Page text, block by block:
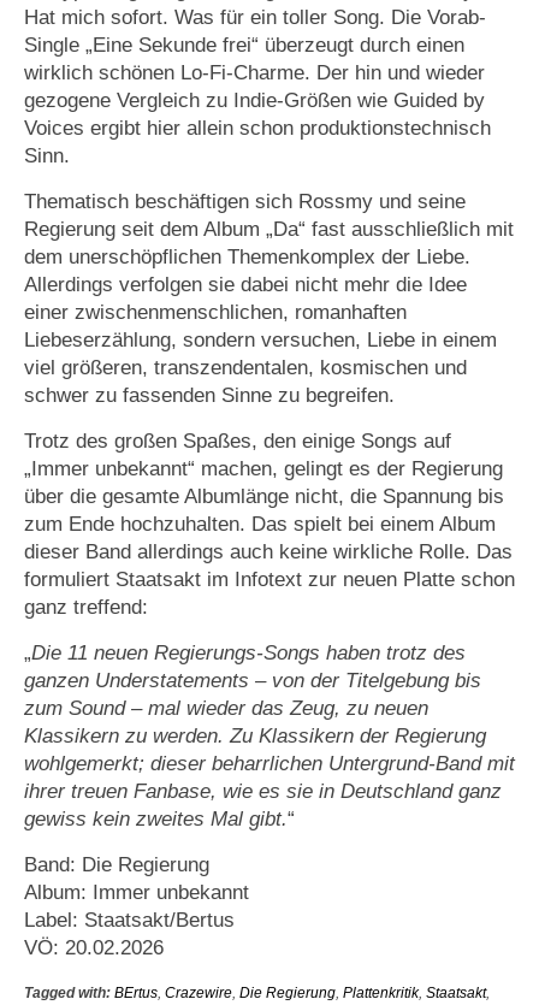
Hat mich sofort. Was für ein toller Song. Die Vorab-
Single „Eine Sekunde frei“ überzeugt durch einen
wirklich schönen Lo-Fi-Charme. Der hin und wieder
gezogene Vergleich zu Indie-Größen wie Guided by
Voices ergibt hier allein schon produktionstechnisch
Sinn.
Thematisch beschäftigen sich Rossmy und seine
Regierung seit dem Album „Da“ fast ausschließlich mit
dem unerschöpflichen Themenkomplex der Liebe.
Allerdings verfolgen sie dabei nicht mehr die Idee
einer zwischenmenschlichen, romanhaften
Liebeserzählung, sondern versuchen, Liebe in einem
viel größeren, transzendentalen, kosmischen und
schwer zu fassenden Sinne zu begreifen.
Trotz des großen Spaßes, den einige Songs auf
„Immer unbekannt“ machen, gelingt es der Regierung
über die gesamte Albumlänge nicht, die Spannung bis
zum Ende hochzuhalten. Das spielt bei einem Album
dieser Band allerdings auch keine wirkliche Rolle. Das
formuliert Staatsakt im Infotext zur neuen Platte schon
ganz treffend:
„Die 11 neuen Regierungs-Songs haben trotz des
ganzen Understatements – von der Titelgebung bis
zum Sound – mal wieder das Zeug, zu neuen
Klassikern zu werden. Zu Klassikern der Regierung
wohlgemerkt; dieser beharrlichen Untergrund-Band mit
ihrer treuen Fanbase, wie es sie in Deutschland ganz
gewiss kein zweites Mal gibt.“
Band: Die Regierung
Album: Immer unbekannt
Label: Staatsakt/Bertus
VÖ: 20.02.2026
Tagged with: BErtus, Crazewire, Die Regierung, Plattenkritik, Staatsakt,